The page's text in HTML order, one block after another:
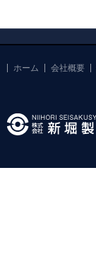
ホーム 会社概要